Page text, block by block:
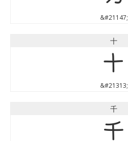
&#21147;
十
十
&#21313;
千
千